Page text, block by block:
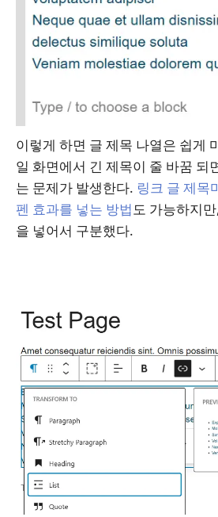
이렇게 하면 글 제목 나열은 쉽게
일 화면에서 긴 제목이 줄 바꿈 되
는 문제가 발생한다. 링크 글 제
펜 효과를 넣는 방법도 가능하지
을 넣어서 구분했다.